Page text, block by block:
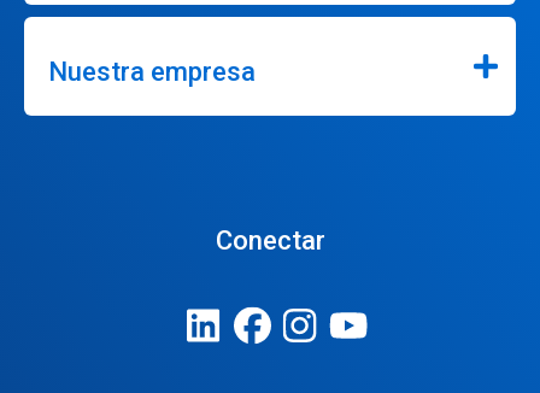
Nuestra empresa
Conectar